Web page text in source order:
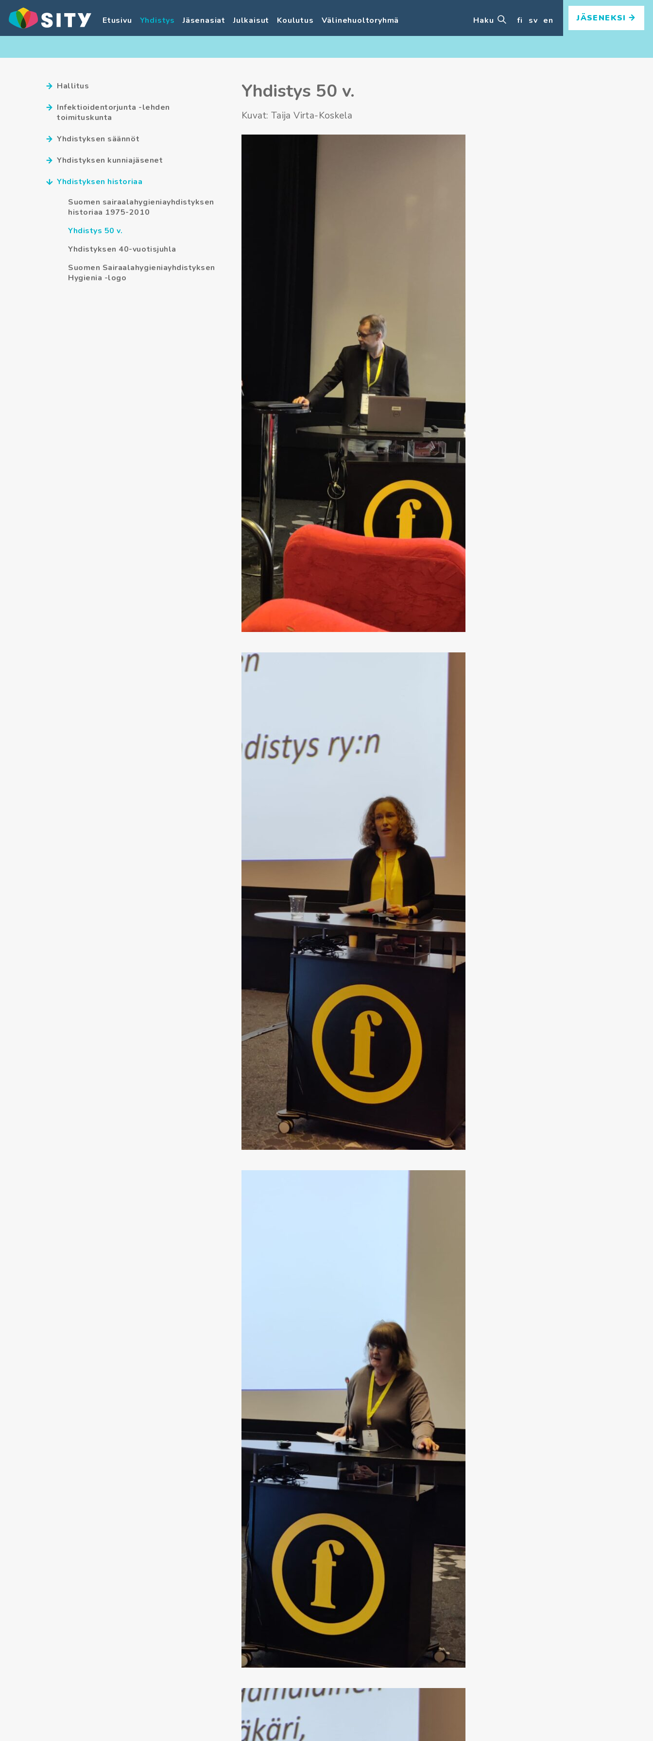
Etusivu Yhdistys Jäsenasiat Julkaisut Koulutus Välinehuoltoryhmä Haku fi sv en JÄSENEKSI
Yhdistys 50 v.
Kuvat: Taija Virta-Koskela
Hallitus
Infektioidentorjunta -lehden
toimituskunta
Yhdistyksen säännöt
Yhdistyksen kunniajäsenet
Yhdistyksen historiaa
Suomen sairaalahygieniayhdistyksen
historiaa 1975-2010
Yhdistys 50 v.
Yhdistyksen 40-vuotisjuhla
Suomen Sairaalahygieniayhdistyksen
Hygienia -logo